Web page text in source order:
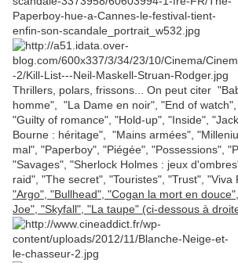
Thrillers, polars, frissons... On peut citer
homme", "La Dame en noir", "End of watch",
"Guilty of romance", "Hold-up", "Inside",
Bourne : héritage", "Mains armées",
mal", "Paperboy", "Piégée", "Possessions",
"Savages", "Sherlock Holmes : jeux
raid", "The secret", "Touristes", "Trust", "Viva
"Argo", "Bullhead", "Cogan la mort en
Joe", "Skyfall", "La taupe" (ci-dessous à